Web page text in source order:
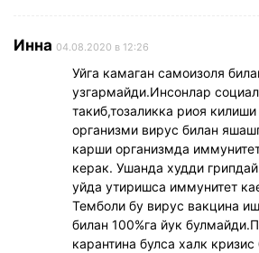
Инна 04.08.2020 в 12:26
Уйга камаган самоизоля
узгармайди.Инсонлар
такиб,тозаликка риоя
организми вирус билан
карши организмда
керак. Ушанда худди
уйда утиришса иммунитет
Темболи бу вирус вакцина
билан 100%га йук
карантина булса халк кризис